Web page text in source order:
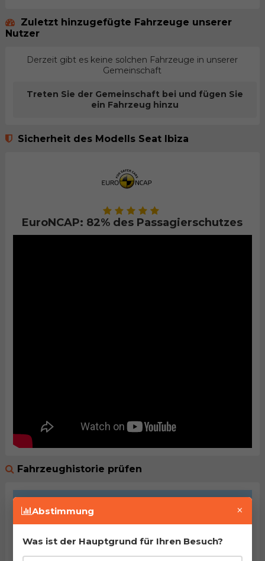
Zuletzt hinzugefügte Fahrzeuge unserer
Nutzer
Derzeit gibt es keine solchen Fahrzeuge in unserer
Gemeinschaft
Treten Sie der Gemeinschaft bei und fügen Sie
ein Fahrzeug hinzu
Sicherheit des Modells Seat Ibiza
EuroNCAP: 82% des Passagierschutzes
Fahrzeughistorie prüfen
Abstimmung ×
Was ist der Hauptgrund für Ihren Besuch?